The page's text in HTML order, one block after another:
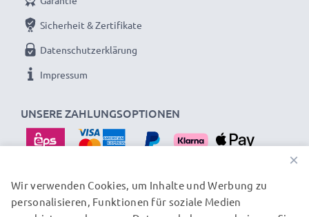
UNSERE ZAHLUNGSOPTIONEN
Sicherheit & Zertifikate
Datenschutzerklärung
Impressum
UNSERE VERSANDPARTNER
×
Wir verwenden Cookies, um Inhalte und Werbung zu
personalisieren, Funktionen für soziale Medien